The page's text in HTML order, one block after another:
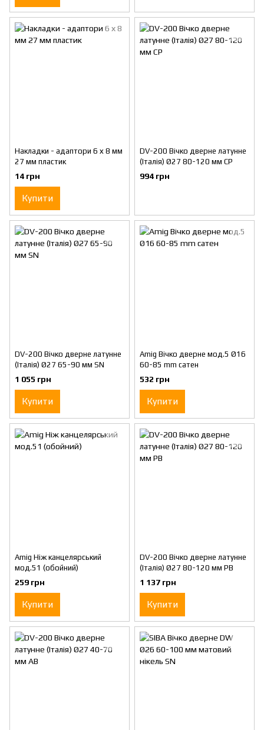
Накладки - адаптори 6 х 8 мм
27 мм пластик
14 грн
Купити
DV-200 Вічко дверне латунне
(Італія) Ø27 80-120 мм CP
994 грн
DV-200 Вічко дверне латунне
(Італія) Ø27 65-90 мм SN
1 055 грн
Купити
Amig Вічко дверне мод.5 Ø16
60-85 mm сатен
532 грн
Купити
Amig Ніж канцелярський
мод.51 (обойний)
259 грн
Купити
DV-200 Вічко дверне латунне
(Італія) Ø27 80-120 мм PB
1 137 грн
Купити